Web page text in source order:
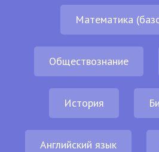
Математика
Обществознание
История
Английский язык